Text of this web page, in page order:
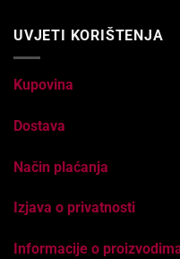
UVJETI KORIŠTENJA
Kupovina
Dostava
Način plaćanja
Izjava o privatnosti
Informacije o